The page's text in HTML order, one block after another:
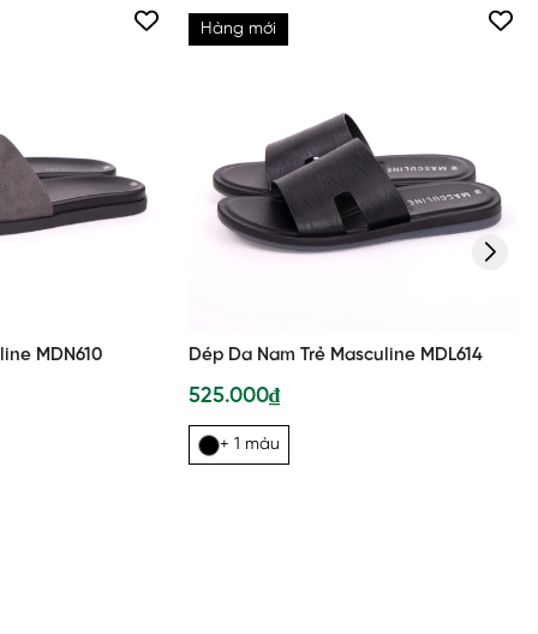
MDN610
Hàng mới
Dép Da Nam Trẻ Masculine MDL614
525.000₫
+ 1 màu